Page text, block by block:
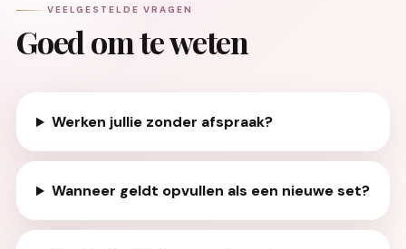
VEELGESTELDE VRAGEN
Goed om te weten
Werken jullie zonder afspraak?
Wanneer geldt opvullen als een nieuwe set?